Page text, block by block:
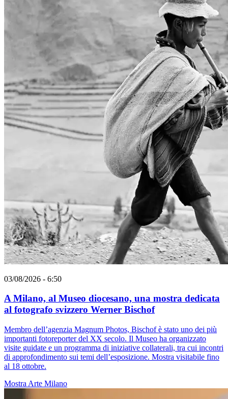
03/08/2026 - 6:50
A Milano, al Museo diocesano, una mostra dedicata
al fotografo svizzero Werner Bischof
Membro dell’agenzia Magnum Photos, Bischof è stato uno dei più
importanti fotoreporter del XX secolo. Il Museo ha organizzato
visite guidate e un programma di iniziative collaterali, tra cui incontri
di approfondimento sui temi dell’esposizione. Mostra visitabile fino
al 18 ottobre.
Mostra Arte Milano